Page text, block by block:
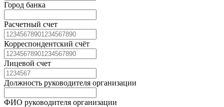
Город банка
Расчетный счет
Корреспондентский счёт
Лицевой счет
Должность руководителя организации
ФИО руководителя организации